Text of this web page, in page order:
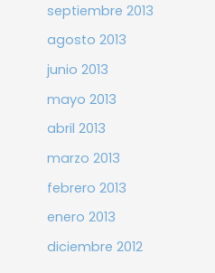
septiembre 2013
agosto 2013
junio 2013
mayo 2013
abril 2013
marzo 2013
febrero 2013
enero 2013
diciembre 2012